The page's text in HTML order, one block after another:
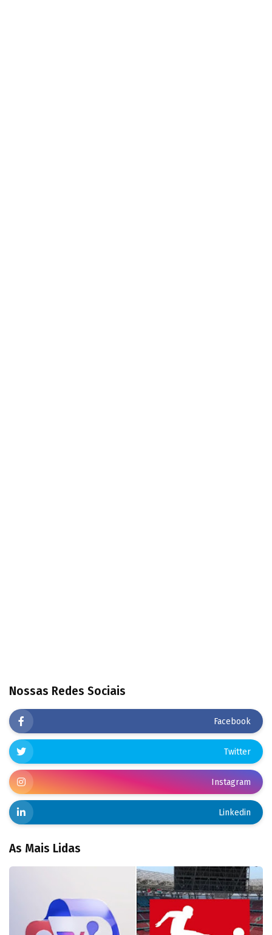
Nossas Redes Sociais
Facebook
Twitter
Instagram
Linkedin
As Mais Lidas